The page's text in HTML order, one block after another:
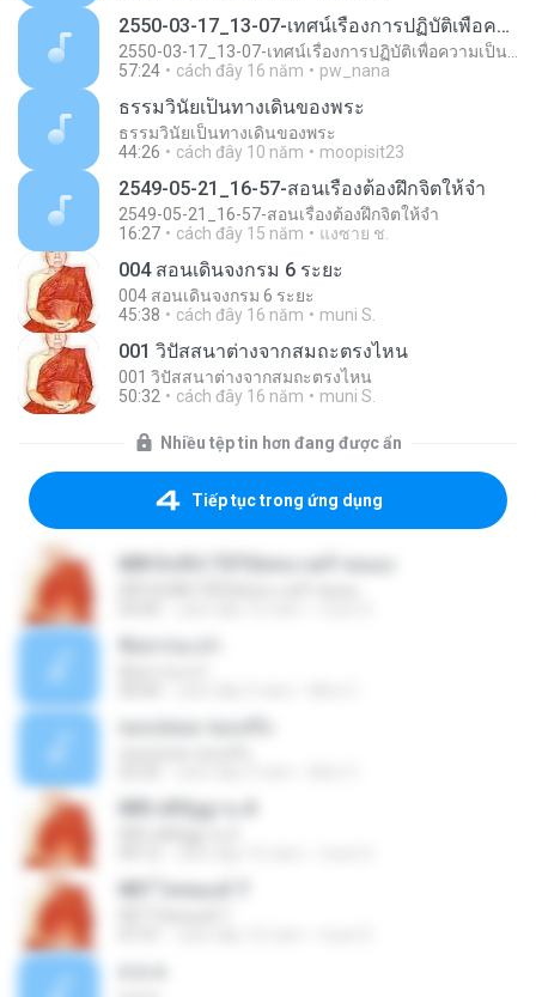
2550-03-17_13-07-เทศน์เรื่องการปฏิบัติเพื่อความเป็นพระโสดาบัน
57:24
cách đây 16 năm pw_nana
ธรรมวินัยเป็นทางเดินของพระ
ธรรมวินัยเป็นทางเดินของพระ
44:26
cách đây 10 năm moopisit23
2549-05-21_16-57-สอนเรื่องต้องฝึกจิตให้จำ
2549-05-21_16-57-สอนเรื่องต้องฝึกจิตให้จำ
16:27
cách đây 15 năm แงซาย ช.
004 สอนเดินจงกรม 6 ระยะ
004 สอนเดินจงกรม 6 ระยะ
45:38
cách đây 16 năm muni S.
001 วิปัสสนาต่างจากสมถะตรงไหน
001 วิปัสสนาต่างจากสมถะตรงไหน
50:32
cách đây 16 năm muni S.
Nhiều tệp tin hơn đang được ẩn
Tiếp tục trong ứng dụng
005 สติปัฏฐาน 4
007 โพชฌงค์ 7